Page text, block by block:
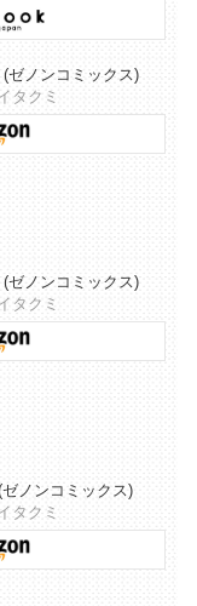
ゼノンコミックス)
タクミ
ゼノンコミックス)
タクミ
ノンコミックス)
タクミ